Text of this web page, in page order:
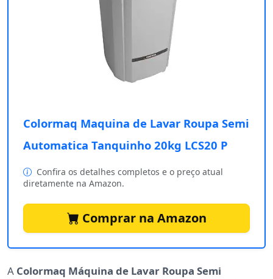
Colormaq Maquina de Lavar Roupa Semi
Automatica Tanquinho 20kg LCS20 P
Confira os detalhes completos e o preço atual
diretamente na Amazon.
Comprar na Amazon
A Colormaq Máquina de Lavar Roupa Semi